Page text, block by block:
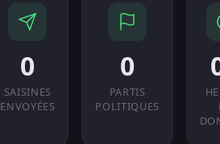
0
SAISINES
ENVOYÉES
0
PARTIS
POLITIQUES